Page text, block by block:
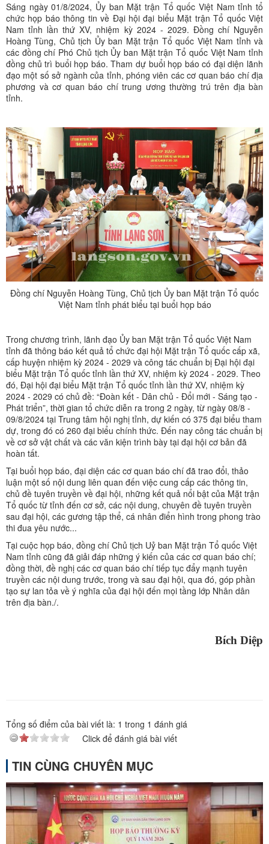
Sáng ngày 01/8/2024, Ủy ban Mặt trận Tổ quốc Việt Nam tỉnh tổ
chức họp báo thông tin về Đại hội đại biểu Mặt trận Tổ quốc Việt
Nam tỉnh lần thứ XV, nhiệm kỳ 2024 - 2029. Đồng chí Nguyễn
Hoàng Tùng, Chủ tịch Ủy ban Mặt trận Tổ quốc Việt Nam tỉnh và
các đồng chí Phó Chủ tịch Ủy ban Mặt trận Tổ quốc Việt Nam tỉnh
đồng chủ trì buổi họp báo. Tham dự buổi họp báo có đại diện lãnh
đạo một số sở ngành của tỉnh, phóng viên các cơ quan báo chí địa
phương và cơ quan báo chí trung ương thường trú trên địa bàn
tỉnh.
Đồng chí Nguyễn Hoàng Tùng, Chủ tịch Ủy ban Mặt trận Tổ quốc
Việt Nam tỉnh phát biểu tại buổi họp báo
Trong chương trình, lãnh đạo Ủy ban Mặt trận Tổ quốc Việt Nam
tỉnh đã thông báo kết quả tổ chức đại hội Mặt trận Tổ quốc cấp xã,
cấp huyện nhiệm kỳ 2024 - 2029 và công tác chuẩn bị Đại hội đại
biểu Mặt trận Tổ quốc tỉnh lần thứ XV, nhiệm kỳ 2024 - 2029. Theo
đó, Đại hội đại biểu Mặt trận Tổ quốc tỉnh lần thứ XV, nhiệm kỳ
2024 - 2029 có chủ đề: “Đoàn kết - Dân chủ - Đổi mới - Sáng tạo -
Phát triển”, thời gian tổ chức diễn ra trong 2 ngày, từ ngày 08/8 -
09/8/2024 tại Trung tâm hội nghị tỉnh, dự kiến có 375 đại biểu tham
dự, trong đó có 260 đại biểu chính thức. Đến nay công tác chuẩn bị
về cơ sở vật chất và các văn kiện trình bày tại đại hội cơ bản đã
hoàn tất.
Tại buổi họp báo, đại diện các cơ quan báo chí đã trao đổi, thảo
luận một số nội dung liên quan đến việc cung cấp các thông tin,
chủ đề tuyên truyền về đại hội, những kết quả nổi bật của Mặt trận
Tổ quốc từ tỉnh đến cơ sở, các nội dung, chuyên đề tuyên truyền
sau đại hội, các gương tập thể, cá nhân điển hình trong phong trào
thi đua yêu nước...
Tại cuộc họp báo, đồng chí Chủ tịch Uỷ ban Mặt trận Tổ quốc Việt
Nam tỉnh cũng đã giải đáp những ý kiến của các cơ quan báo chí;
đồng thời, đề nghị các cơ quan báo chí tiếp tục đẩy mạnh tuyên
truyền các nội dung trước, trong và sau đại hội, qua đó, góp phần
tạo sự lan tỏa về ý nghĩa của đại hội đến mọi tầng lớp Nhân dân
trên địa bàn./.
Bích Diệp
Tổng số điểm của bài viết là: 1 trong 1 đánh giá
Click để đánh giá bài viết
TIN CÙNG CHUYÊN MỤC